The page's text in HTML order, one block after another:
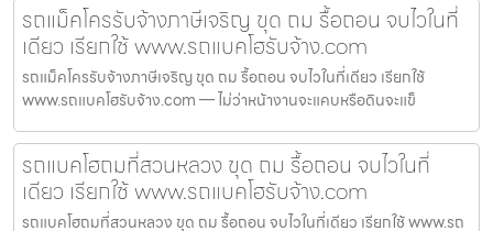
รถแม็คโครรับจ้างภาษีเจริญ ขุด ถม รื้อถอน จบไวในที่
เดียว เรียกใช้ www.รถแบคโฮรับจ้าง.com
รถแม็คโครรับจ้างภาษีเจริญ ขุด ถม รื้อถอน จบไวในที่เดียว เรียกใช้
www.รถแบคโฮรับจ้าง.com — ไม่ว่าหน้างานจะแคบหรือดินจะแข็
รถแบคโฮถมที่สวนหลวง ขุด ถม รื้อถอน จบไวในที่
เดียว เรียกใช้ www.รถแบคโฮรับจ้าง.com
รถแบคโฮถมที่สวนหลวง ขุด ถม รื้อถอน จบไวในที่เดียว เรียกใช้ www.รถ